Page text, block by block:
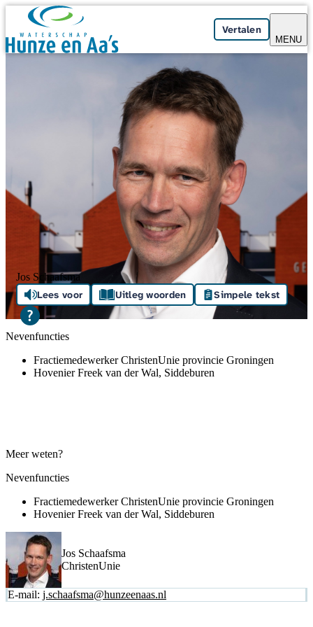
Skip navigation
Vertalen
MENU
Jos Schaafsma
Lees voor Uitleg woorden Simpele tekst
Nevenfuncties
Fractiemedewerker ChristenUnie provincie Groningen
Hovenier Freek van der Wal, Siddeburen
Meer weten?
Nevenfuncties
Fractiemedewerker ChristenUnie provincie Groningen
Hovenier Freek van der Wal, Siddeburen
Jos Schaafsma
ChristenUnie
E-mail: j.schaafsma@hunzeenaas.nl